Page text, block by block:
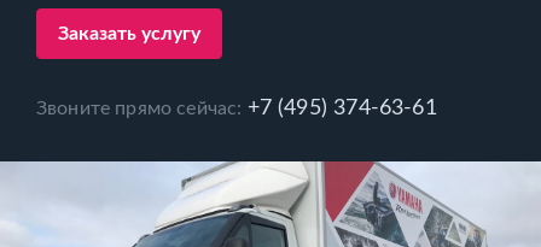
Заказать услугу
Звоните прямо сейчас: +7 (495) 374-63-61